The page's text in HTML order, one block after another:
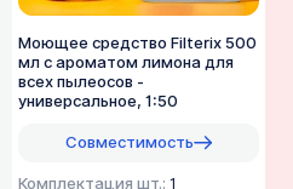
Моющее средство Filterix 500
мл с ароматом лимона для
всех пылеосов -
универсальное, 1:50
Совместимость
Комплектация шт.: 1